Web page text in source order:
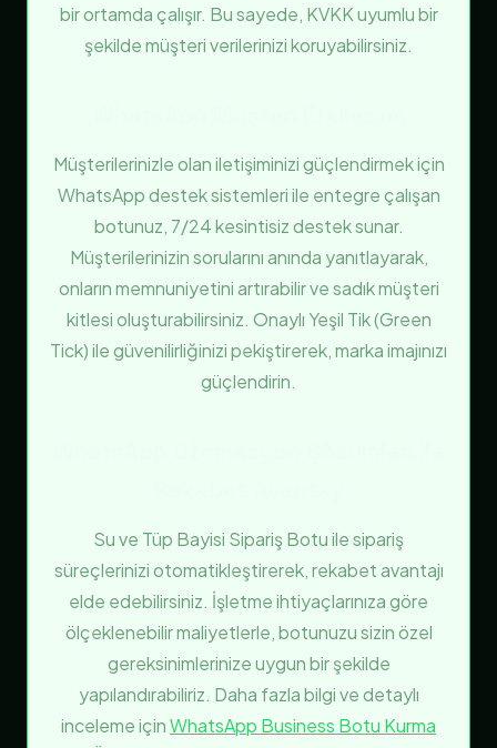
bir ortamda çalışır. Bu sayede, KVKK uyumlu bir
şekilde müşteri verilerinizi koruyabilirsiniz.
Müşterilerinizle olan iletişiminizi güçlendirmek için
WhatsApp destek sistemleri ile entegre çalışan
botunuz, 7/24 kesintisiz destek sunar.
Müşterilerinizin sorularını anında yanıtlayarak,
onların memnuniyetini artırabilir ve sadık müşteri
kitlesi oluşturabilirsiniz. Onaylı Yeşil Tik (Green
Tick) ile güvenilirliğinizi pekiştirerek, marka imajınızı
güçlendirin.
Su ve Tüp Bayisi Sipariş Botu ile sipariş
süreçlerinizi otomatikleştirerek, rekabet avantajı
elde edebilirsiniz. İşletme ihtiyaçlarınıza göre
ölçeklenebilir maliyetlerle, botunuzu sizin özel
gereksinimlerinize uygun bir şekilde
yapılandırabiliriz. Daha fazla bilgi ve detaylı
inceleme içinWhatsApp Business Botu Kurma